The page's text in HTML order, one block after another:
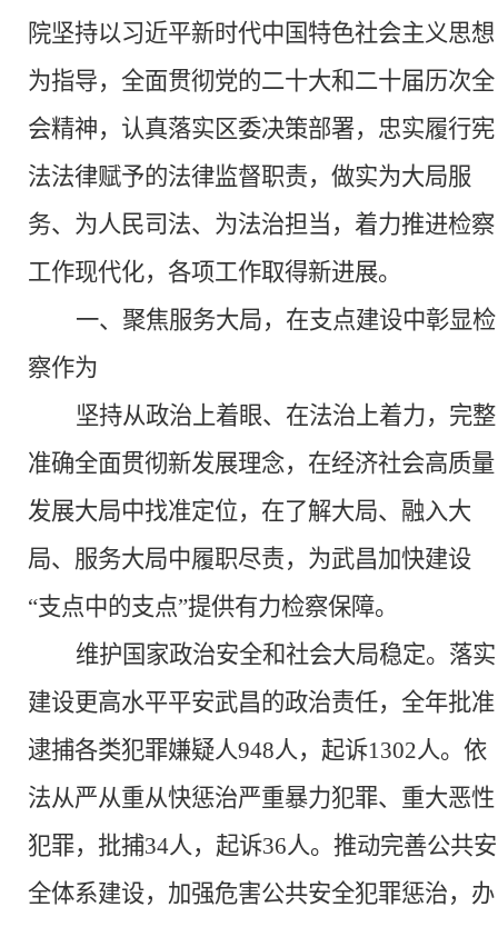
院坚持以习近平新时代中国特色社会主义思想
为指导，全面贯彻党的二十大和二十届历次全
会精神，认真落实区委决策部署，忠实履行宪
法法律赋予的法律监督职责，做实为大局服
务、为人民司法、为法治担当，着力推进检察
工作现代化，各项工作取得新进展。
一、聚焦服务大局，在支点建设中彰显检
察作为
坚持从政治上着眼、在法治上着力，完整
准确全面贯彻新发展理念，在经济社会高质量
发展大局中找准定位，在了解大局、融入大
局、服务大局中履职尽责，为武昌加快建设
“支点中的支点”提供有力检察保障。
维护国家政治安全和社会大局稳定。 落实
建设更高水平平安武昌的政治责任，全年批准
逮捕各类犯罪嫌疑人948人，起诉1302人。依
法从严从重从快惩治严重暴力犯罪、重大恶性
犯罪，批捕34人，起诉36人。推动完善公共安
全体系建设，加强危害公共安全犯罪惩治，办